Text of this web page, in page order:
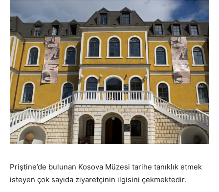
Priştine’de bulunan Kosova Müzesi tarihe tanıklık etmek
isteyen çok sayıda ziyaretçinin ilgisini çekmektedir.